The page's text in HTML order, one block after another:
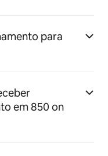
para
em 850 on